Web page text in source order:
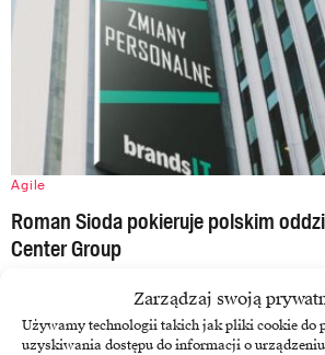
Zarządzaj swoją
Używamy technologii takich jak pliki cookie do
uzyskiwania dostępu do informacji o
Agile
Roman Sioda pokieruje polskim
Center Group
Z początkiem lipca Roman Sioda objął
w Lenovo Global Technology Poland Sp. z o.o.